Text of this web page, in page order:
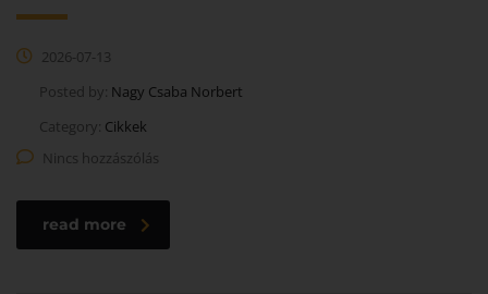
2026-07-13
Posted by: Nagy Csaba Norbert
Category: Cikkek
Nincs hozzászólás
read more